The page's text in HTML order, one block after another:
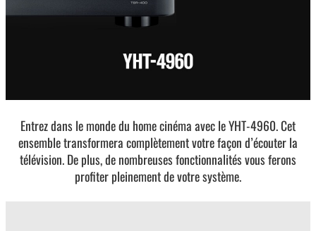
Entrez dans le monde du home cinéma avec le YHT-4960. Cet
ensemble transformera complètement votre façon d’écouter la
télévision. De plus, de nombreuses fonctionnalités vous ferons
profiter pleinement de votre système.